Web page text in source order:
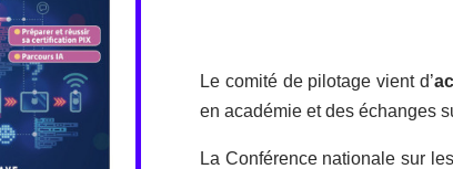
Le comité de pilotage vient d’
en académie et des échanges
La Conférence nationale sur